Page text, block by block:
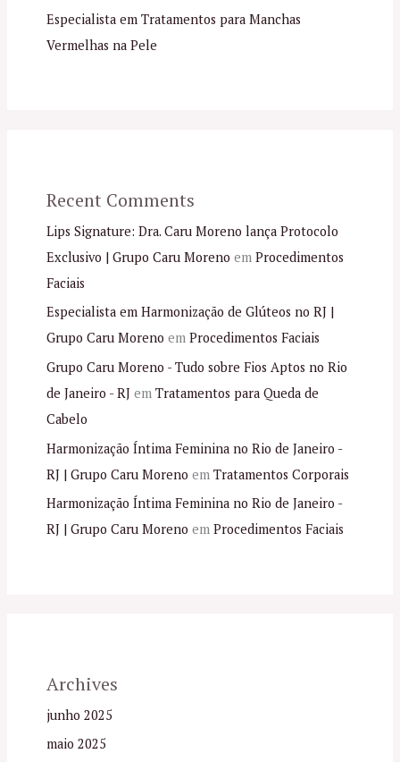
Especialista em Tratamentos para Manchas
Vermelhas na Pele
Recent Comments
Lips Signature: Dra. Caru Moreno lança Protocolo
Exclusivo | Grupo Caru Moreno em Procedimentos
Faciais
Especialista em Harmonização de Glúteos no RJ |
Grupo Caru Moreno em Procedimentos Faciais
Grupo Caru Moreno - Tudo sobre Fios Aptos no Rio
de Janeiro - RJem Tratamentos para Queda de
Cabelo
Harmonização Íntima Feminina no Rio de Janeiro -
RJ | Grupo Caru Moreno em Tratamentos Corporais
Harmonização Íntima Feminina no Rio de Janeiro -
RJ | Grupo Caru Moreno em Procedimentos Faciais
Archives
junho 2025
maio 2025